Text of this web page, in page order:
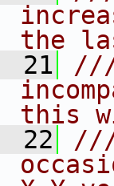
the
21
///
this
22
///